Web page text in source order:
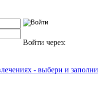
Войти через:
- выбери и заполни